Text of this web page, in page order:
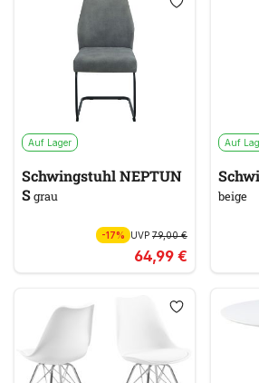
Auf Lager
Schwingstuhl NEPTUN
Sgrau
-17% UVP 79,00 €
64,99 €
Auf
beige